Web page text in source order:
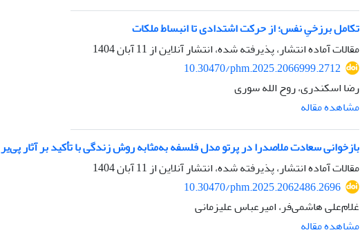
تکامل برزخیِ نفس؛ از حرکت اشتدادی تا انبساط ملکات
مقالات آماده انتشار، پذیرفته شده، انتشار آنلاین از11 آبان 1404
10.30470/phm.2025.2066999.2712
رضا اسکندری، روح الله سوری
مشاهده مقاله
بازخوانی سعادت ملاصدرا در پرتو مدل فلسفه به‌مثابه روش زندگی با تأکید بر آثار
مقالات آماده انتشار، پذیرفته شده، انتشار آنلاین از11 آبان 1404
10.30470/phm.2025.2062486.2696
غلام‌علی هاشمی‌فر، امیرعباس علیزمانی
مشاهده مقاله